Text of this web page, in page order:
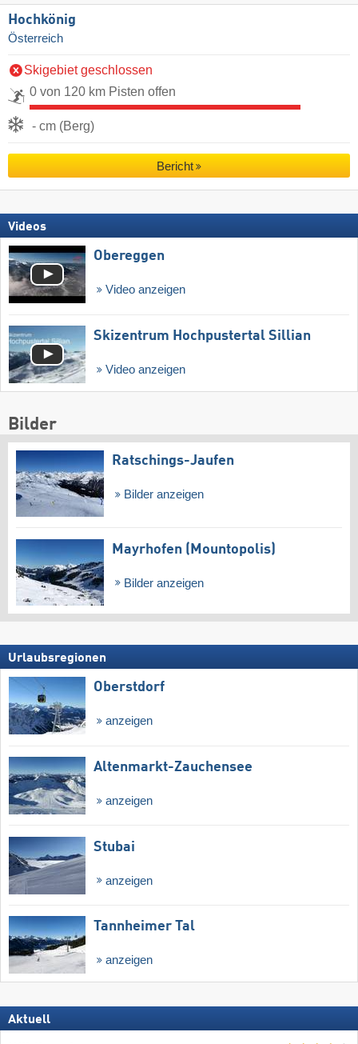
Hochkönig
Österreich
Skigebiet geschlossen
0 von 120 km Pisten offen
- cm (Berg)
Bericht
Videos
Obereggen
Video anzeigen
Skizentrum Hochpustertal Sillian
Video anzeigen
Bilder
Ratschings-Jaufen
Bilder anzeigen
Mayrhofen (Mountopolis)
Bilder anzeigen
Urlaubsregionen
Oberstdorf
anzeigen
Altenmarkt-Zauchensee
anzeigen
Stubai
anzeigen
Tannheimer Tal
anzeigen
Aktuell